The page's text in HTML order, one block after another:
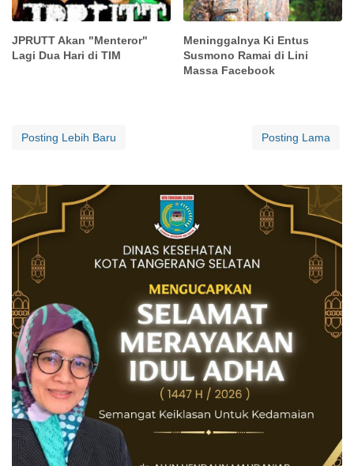
JPRUTT Akan "Menteror"
Lagi Dua Hari di TIM
Meninggalnya Ki Entus
Susmono Ramai di Lini
Massa Facebook
Posting Lebih Baru Posting Lama